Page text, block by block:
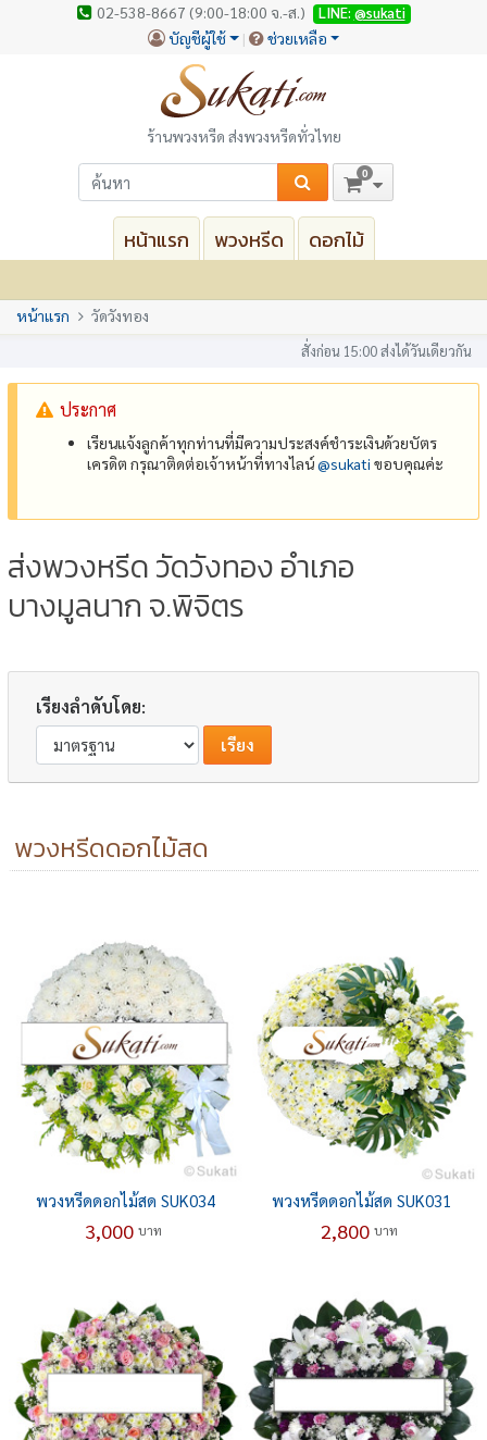
02-538-8667 (9:00-18:00 จ.-ส.) LINE: @sukati
บัญชีผู้ใช้ ช่วยเหลือ
ร้านพวงหรีด ส่งพวงหรีดทั่วไทย
0
หน้าแรก พวงหรีด ดอกไม้
หน้าแรก วัดวังทอง
สั่งก่อน 15:00 ส่งได้วันเดียวกัน
ประกาศ
เรียนแจ้งลูกค้าทุกท่านที่มีความประสงค์ชำระเงินด้วยบัตร
เครดิต กรุณาติดต่อเจ้าหน้าที่ทางไลน์@‌sukati ขอบคุณค่ะ
ส่งพวงหรีด วัดวังทอง อำเภอ
บางมูลนาก จ.พิจิตร
เรียงลำดับโดย:
พวงหรีดดอกไม้สด
พวงหรีดดอกไม้สด SUK034
3,000 บาท
พวงหรีดดอกไม้สด SUK031
2,800 บาท